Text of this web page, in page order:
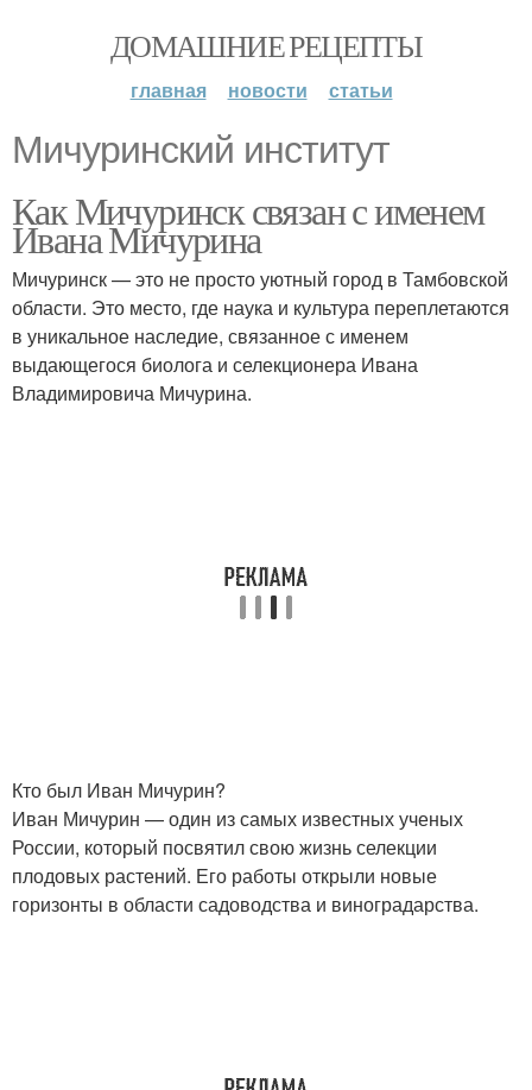
ДОМАШНИЕ РЕЦЕПТЫ
главная новости статьи
Мичуринский институт
Как Мичуринск связан с именем
Ивана Мичурина
Мичуринск — это не просто уютный город в Тамбовской
области. Это место, где наука и культура переплетаются
в уникальное наследие, связанное с именем
выдающегося биолога и селекционера Ивана
Владимировича Мичурина.
Кто был Иван Мичурин?
Иван Мичурин — один из самых известных ученых
России, который посвятил свою жизнь селекции
плодовых растений. Его работы открыли новые
горизонты в области садоводства и виноградарства.